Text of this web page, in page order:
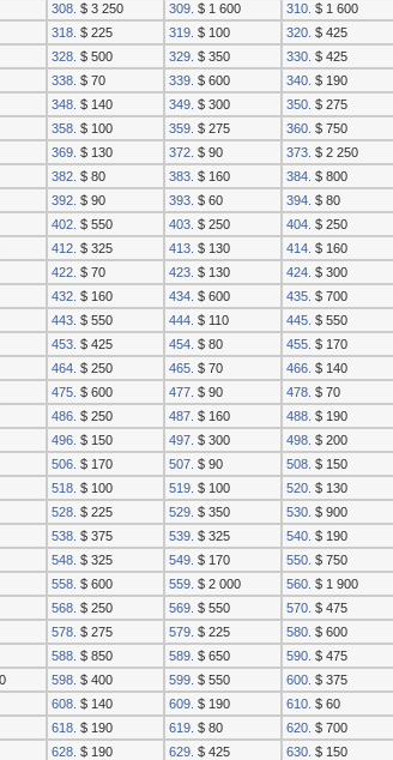
308. $ 3 250 309. $ 1 600 310. $ 1 600
318. $ 225 319. $ 100 320. $ 425
328. $ 500 329. $ 350 330. $ 425
338. $ 70 339. $ 600 340. $ 190
348. $ 140 349. $ 300 350. $ 275
358. $ 100 359. $ 275 360. $ 750
369. $ 130 372. $ 90 373. $ 2 250
382. $ 80 383. $ 160 384. $ 800
392. $ 90 393. $ 60 394. $ 80
402. $ 550 403. $ 250 404. $ 250
412. $ 325 413. $ 130 414. $ 160
422. $ 70 423. $ 130 424. $ 300
432. $ 160 434. $ 600 435. $ 700
443. $ 550 444. $ 110 445. $ 550
453. $ 425 454. $ 80 455. $ 170
464. $ 250 465. $ 70 466. $ 140
475. $ 600 477. $ 90 478. $ 70
486. $ 250 487. $ 160 488. $ 190
496. $ 150 497. $ 300 498. $ 200
506. $ 170 507. $ 90 508. $ 150
518. $ 100 519. $ 100 520. $ 130
528. $ 225 529. $ 350 530. $ 900
538. $ 375 539. $ 325 540. $ 190
548. $ 325 549. $ 170 550. $ 750
558. $ 600 559. $ 2 000 560. $ 1 900
568. $ 250 569. $ 550 570. $ 475
578. $ 275 579. $ 225 580. $ 600
588. $ 850 589. $ 650 590. $ 475
598. $ 400 599. $ 550 600. $ 375
608. $ 140 609. $ 190 610. $ 60
618. $ 190 619. $ 80 620. $ 700
628. $ 190 629. $ 425 630. $ 150